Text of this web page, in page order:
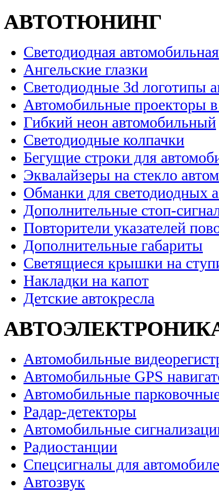
АВТОТЮНИНГ
Светодиодная
Ангельские глазки
Светодиодные 3d логотипы
Автомобильные проекторы
Гибкий неон автомобильный
Светодиодные колпачки
Бегущие строки для
Эквалайзеры на стекло
Обманки для светодиодных
Дополнительные стоп-
Повторители указателей
Дополнительные габариты
Светящиеся крышки на
Накладки на капот
Детские автокресла
Автомобильные
Автомобильные GPS
Автомобильные
Радар-детекторы
Автомобильные
Радиостанции
Спецсигналы для
Автозвук